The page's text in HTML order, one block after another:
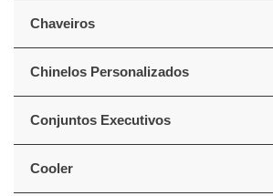
Chaveiros
Chinelos Personalizados
Conjuntos Executivos
Cooler